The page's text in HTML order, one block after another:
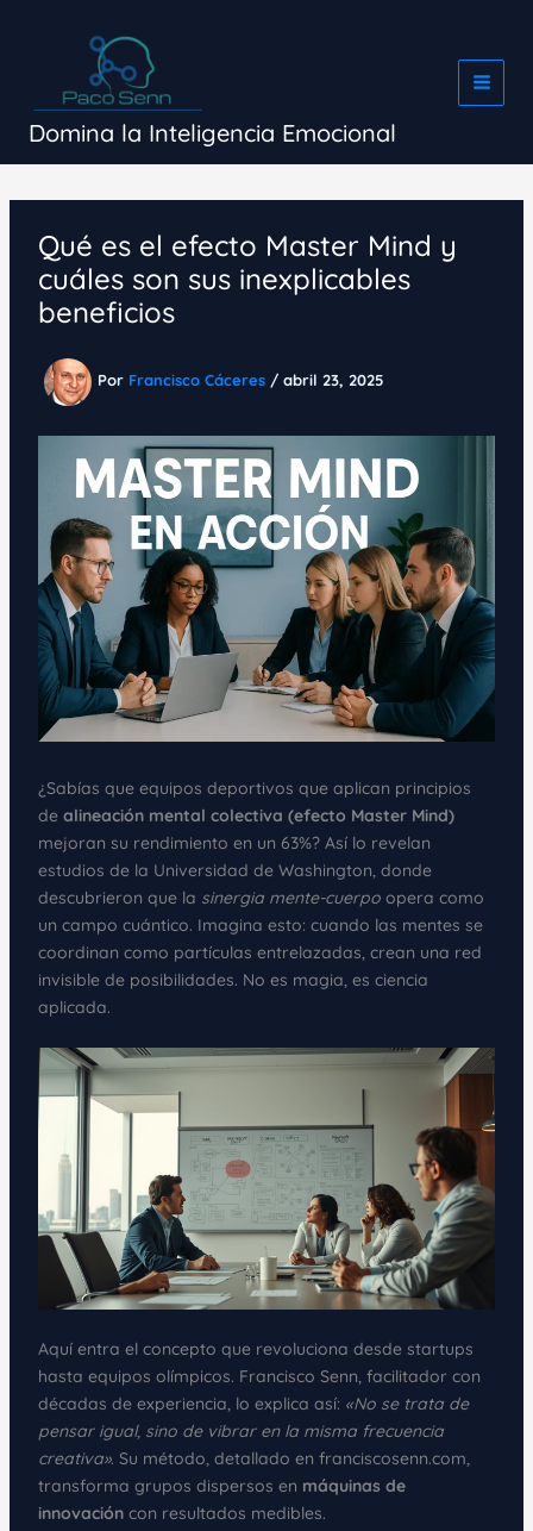
Domina la Inteligencia Emocional
Qué es el efecto Master Mind y
cuáles son sus inexplicables
beneficios
Por Francisco Cáceres / abril 23, 2025
¿Sabías que equipos deportivos que aplican principios
de alineación mental colectiva (efecto Master Mind)
mejoran su rendimiento en un 63%? Así lo revelan
estudios de la Universidad de Washington, donde
descubrieron que la sinergia mente-cuerpoopera como
un campo cuántico. Imagina esto: cuando las mentes se
coordinan como partículas entrelazadas, crean una red
invisible de posibilidades. No es magia, es ciencia
aplicada.
Aquí entra el concepto que revoluciona desde startups
hasta equipos olímpicos. Francisco Senn, facilitador con
décadas de experiencia, lo explica así: «No se trata de
pensar igual, sino de vibrar en la misma frecuencia
creativa». Su método, detallado en franciscosenn.com,
transforma grupos dispersos en máquinas de
innovacióncon resultados medibles.